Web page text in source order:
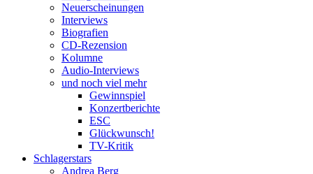
Neuerscheinungen
Interviews
Biografien
CD-Rezension
Kolumne
Audio-Interviews
und noch viel mehr
Gewinnspiel
Konzertberichte
ESC
Glückwunsch!
TV-Kritik
Schlagerstars
Andrea Berg